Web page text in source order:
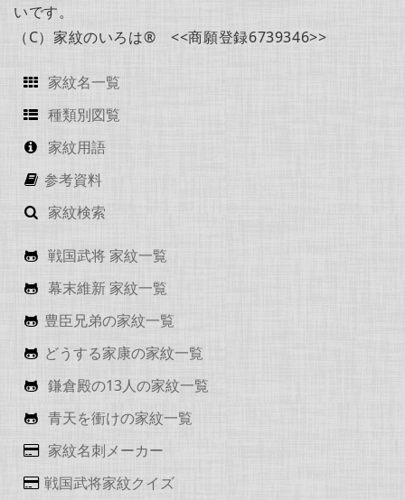
いです。
（C）家紋のいろは® <<商願登録6739346>>
家紋名一覧
種類別図覧
家紋用語
参考資料
家紋検索
戦国武将 家紋一覧
幕末維新 家紋一覧
豊臣兄弟の家紋一覧
どうする家康の家紋一覧
鎌倉殿の13人の家紋一覧
青天を衝けの家紋一覧
家紋名刺メーカー
戦国武将家紋クイズ